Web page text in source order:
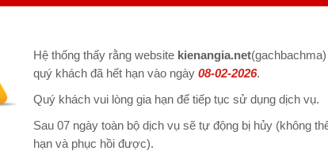
Hệ thống thấy rằng website kienangia.net
quý khách đã hết hạn vào ngày 08-02-2026.
Quý khách vui lòng gia hạn để tiếp tục sử dụng dịch vụ.
Sau 07 ngày toàn bộ dịch vụ sẽ tự động bị hủy (không
hạn và phục hồi được).